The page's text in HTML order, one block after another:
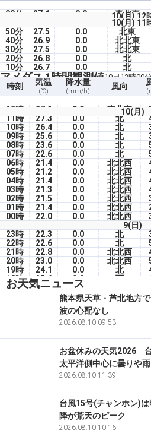
10(月) 12
00分 27.1 0.0 東北東
10(月) 11
50分
27.5 0.0 北東
40分
26.9 0.0 北北東
30分
27.5 0.0 北北東
20分
26.8 0.0 北
10分
26.7 0.0 北
アメダス 1時間観測値10日12時00
時刻 気温
(℃)
降水量
(mm/h)
風向
10(月)
12時 27.1 0.0 東北東
11時
27.3 0.0 北
10時
26.4 0.0 北
09時
25.6 0.0 北
08時
23.6 0.0 北
07時
22.6 0.0 北
06時
21.4 0.0 北北西
05時
21.2 0.0 北北西
04時
21.4 0.0 北北西
03時
21.3 0.0 北北西
02時
21.5 0.0 北北西
01時
21.4 0.0 北北西
00時
22.0 0.0 北北西
9(日)
23時
22.3 0.0 北
22時
22.6 0.0 北
21時
22.8 0.0 北北西
20時
23.0 0.0 北北西
19時
24.1 0.0 北
18時
25.6 0.0 西
17時
27.3 0.0
0.0 北西
0.0 北北西
0.0
0.0 北
お天気ニュース
熊本県天草・芦北地
波の心配なし
2026.08.10 09:53
お盆休みの天気2026
太平洋側中心に曇りや雨
2026.08.10 11:39
台風15号(チャンホン)
降が荒天のピーク
2026.08.10 10:16